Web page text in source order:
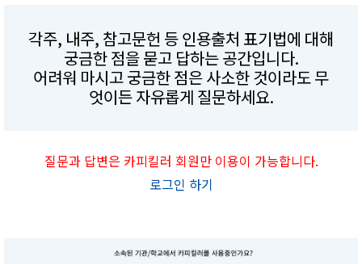
각주, 내주, 참고문헌 등 인용출처 표기법에 대해
궁금한 점을 묻고 답하는 공간입니다.
어려워 마시고 궁금한 점은 사소한 것이라도 무
엇이든 자유롭게 질문하세요.
질문과 답변은 카피킬러 회원만 이용이 가능합니다.
로그인 하기